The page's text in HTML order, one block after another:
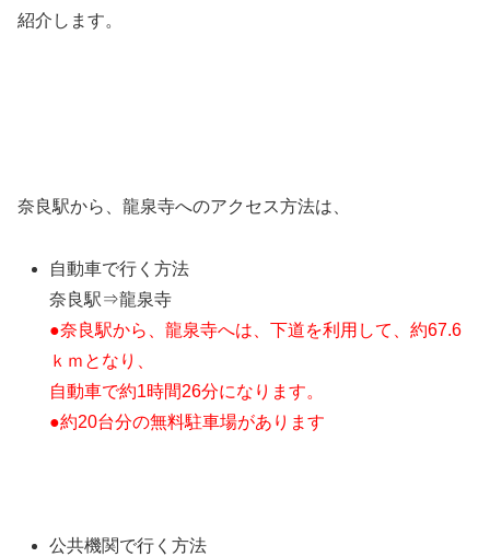
紹介します。
奈良駅から、龍泉寺へのアクセス方法は、
自動車で行く方法
奈良駅⇒龍泉寺
●奈良駅から、龍泉寺へは、下道を利用して、約67.6
ｋｍとなり、
自動車で約1時間26分になります。
●約20台分の無料駐車場があります
公共機関で行く方法